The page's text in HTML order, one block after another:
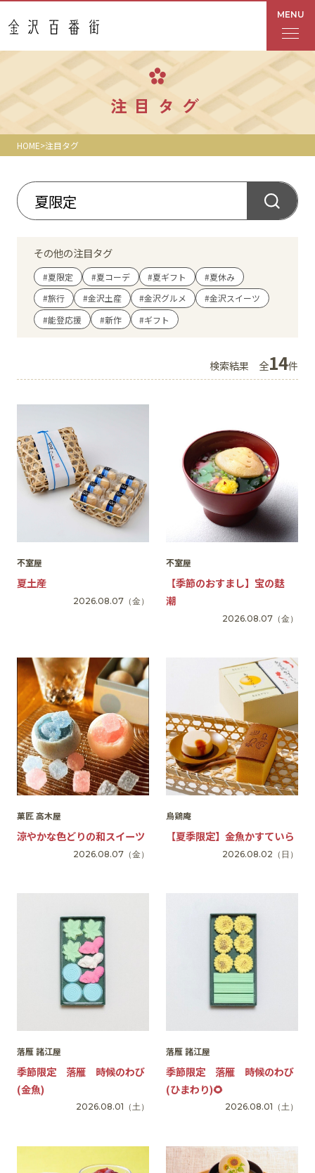
MENU
フロアガイド
あんと
Rinto
あんと西
レストラン・カフェ
ショップニュース
アクセス・パーキング
施設からのお知らせ
スタッフ募集
SNS
注目タグ
HOME 注目タグ
その他の注目タグ
#夏限定 #夏コーデ #夏ギフト
#夏休み
#旅行
#金沢土産 #金沢グルメ
#金沢スイーツ
#能登応援
#新作 #ギフト
検索結果 全14件
不室屋
夏土産
2026.08.07 （金）
不室屋
【季節のおすまし】宝の麩
潮
2026.08.07 （金）
菓匠 高木屋
涼やかな色どりの和スイーツ
2026.08.07 （金）
烏鶏庵
【夏季限定】金魚かすていら
2026.08.02 （日）
落雁 諸江屋
季節限定 落雁 時候のわび
(金魚)
2026.08.01 （土）
落雁 諸江屋
季節限定 落雁 時候のわび
(ひまわり)🌻
2026.08.01 （土）